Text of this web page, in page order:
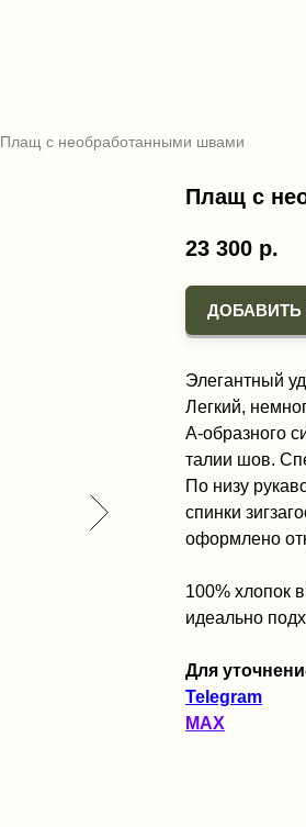
Плащ с необработанными швами
Плащ с
23 300 р.
ДОБАВИТЬ
Элегантный
Легкий,
A-образного
талии шов.
По низу
спинки
оформлено
100% хлопок
идеально
Для
Telegram
MAX